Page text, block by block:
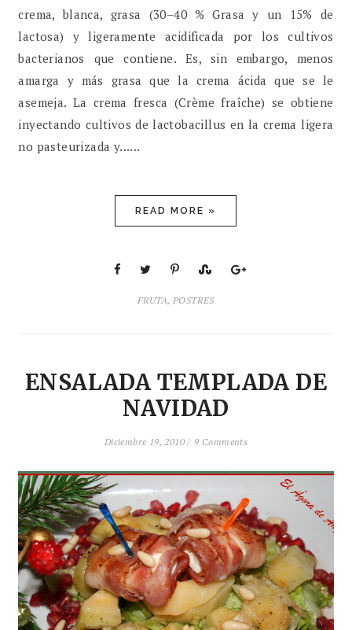
crema, blanca, grasa (30–40 % Grasa y un 15% de
lactosa) y ligeramente acidificada por los cultivos
bacterianos que contiene. Es, sin embargo, menos
amarga y más grasa que la crema ácida que se le
asemeja. La crema fresca (Crème fraîche) se obtiene
inyectando cultivos de lactobacillus en la crema ligera
no pasteurizada y......
READ MORE »
FRUTA, POSTRES
ENSALADA TEMPLADA DE
NAVIDAD
Diciembre 19, 2010 / 9 Comments